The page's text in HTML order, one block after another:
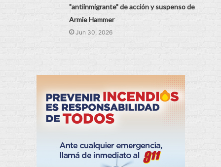
"antiinmigrante" de acción y suspenso de
Armie Hammer
Jun 30, 2026